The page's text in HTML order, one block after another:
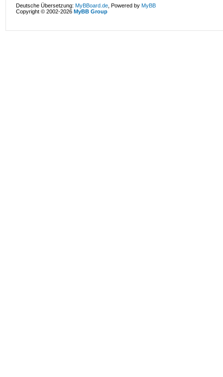
Deutsche Übersetzung:MyBBoard.de , Powered byMyBB
Copyright © 2002-2026MyBB Group